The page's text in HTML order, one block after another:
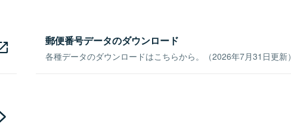
郵便番号データのダウンロード
各種データのダウンロードはこちらから。（2026年7月31日更新）